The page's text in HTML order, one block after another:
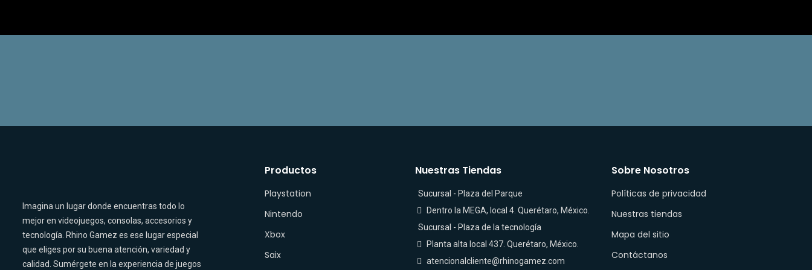
Imagina un lugar donde encuentras todo lo
mejor en videojuegos, consolas, accesorios y
tecnología. Rhino Gamez es ese lugar especial
que eliges por su buena atención, variedad y
calidad. Sumérgete en la experiencia de juegos
Productos
Playstation
Nintendo
Xbox
Saix
Nuestras Tiendas
Sucursal - Plaza del Parque
Dentro la MEGA, local 4. Querétaro, México.
Sucursal - Plaza de la tecnología
Planta alta local 437. Querétaro, México.
atencionalcliente@rhinogamez.com
Sobre Nosotros
Políticas de privacidad
Nuestras tiendas
Mapa del sitio
Contáctanos